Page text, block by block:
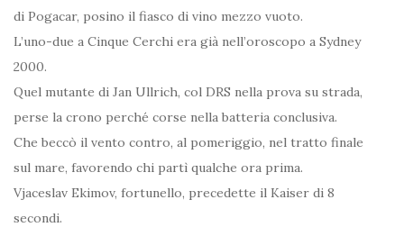
di Pogacar, posino il fiasco di vino mezzo vuoto.
L’uno-due a Cinque Cerchi era già nell’oroscopo a Sydney
2000.
Quel mutante di Jan Ullrich, col DRS nella prova su strada,
perse la crono perché corse nella batteria conclusiva.
Che beccò il vento contro, al pomeriggio, nel tratto finale
sul mare, favorendo chi partì qualche ora prima.
Vjaceslav Ekimov, fortunello, precedette il Kaiser di 8
secondi.